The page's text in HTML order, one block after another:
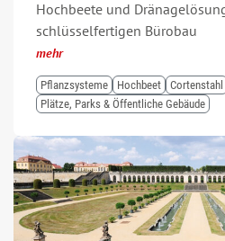
Hochbeete und
schlüsselfertigen Bürobau
mehr
Pflanzsysteme Hochbeet
Cortenstahl
Plätze, Parks & Öffentliche Gebäude